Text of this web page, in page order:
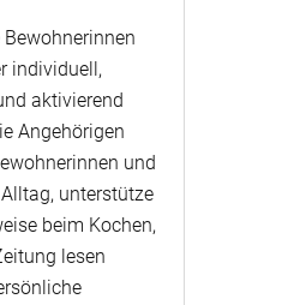
individuell,
aktivierend
Angehörigen
und
unterstütze
beim Kochen,
lesen